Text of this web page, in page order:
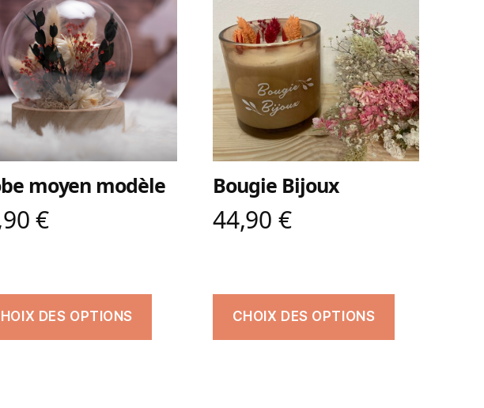
moyen modèle
€
DES OPTIONS
Bougie Bijoux
44,90 €
CHOIX DES OPTIONS